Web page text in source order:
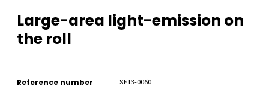
Large-area light-emission on
the roll
Reference number SE13-0060